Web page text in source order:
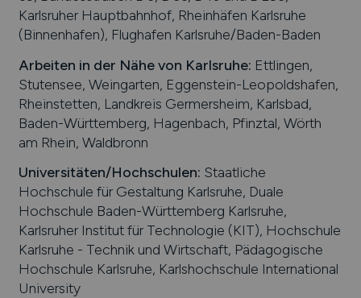
Karlsruher Hauptbahnhof, Rheinhäfen Karlsruhe
(Binnenhafen), Flughafen Karlsruhe/Baden-Baden
Arbeiten in der Nähe von Karlsruhe: Ettlingen,
Stutensee, Weingarten, Eggenstein-Leopoldshafen,
Rheinstetten, Landkreis Germersheim, Karlsbad,
Baden-Württemberg, Hagenbach, Pfinztal, Wörth
am Rhein, Waldbronn
Universitäten/Hochschulen: Staatliche
Hochschule für Gestaltung Karlsruhe, Duale
Hochschule Baden-Württemberg Karlsruhe,
Karlsruher Institut für Technologie (KIT), Hochschule
Karlsruhe - Technik und Wirtschaft, Pädagogische
Hochschule Karlsruhe, Karlshochschule International
University